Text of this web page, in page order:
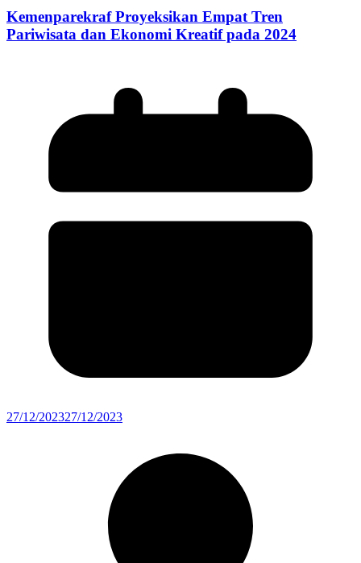
Kemenparekraf Proyeksikan Empat Tren
Pariwisata dan Ekonomi Kreatif pada 2024
27/12/202327/12/2023